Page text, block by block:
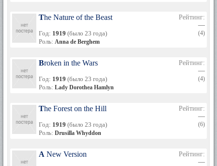
The Nature of the Beast
Год: 1919 (было 23 года)
Роль: Anna de Berghem
Рейтинг:
—
(4)
Broken in the Wars
Год: 1919 (было 23 года)
Роль: Lady Dorothea Hamlyn
Рейтинг:
—
(4)
The Forest on the Hill
Год: 1919 (было 23 года)
Роль: Drusilla Whyddon
Рейтинг:
—
(6)
A New Version
Рейтинг:
—